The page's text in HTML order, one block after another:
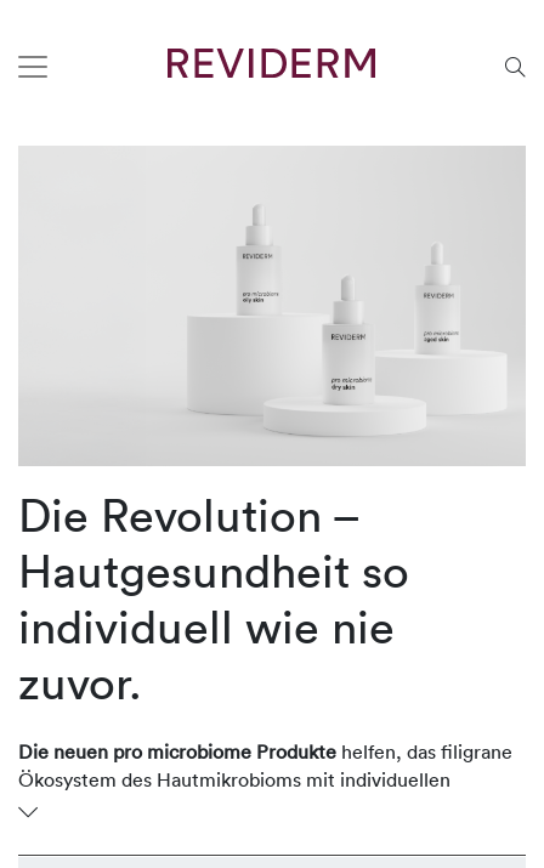
Die Revolution –
Hautgesundheit so
individuell wie nie
zuvor.
Die neuen pro microbiome Produkte helfen, das filigrane
Ökosystem des Hautmikrobioms mit individuellen
Lösungen in optimaler Balance zu halten.
Herzstück ist der hocheffiziente, synergistisch wirksame